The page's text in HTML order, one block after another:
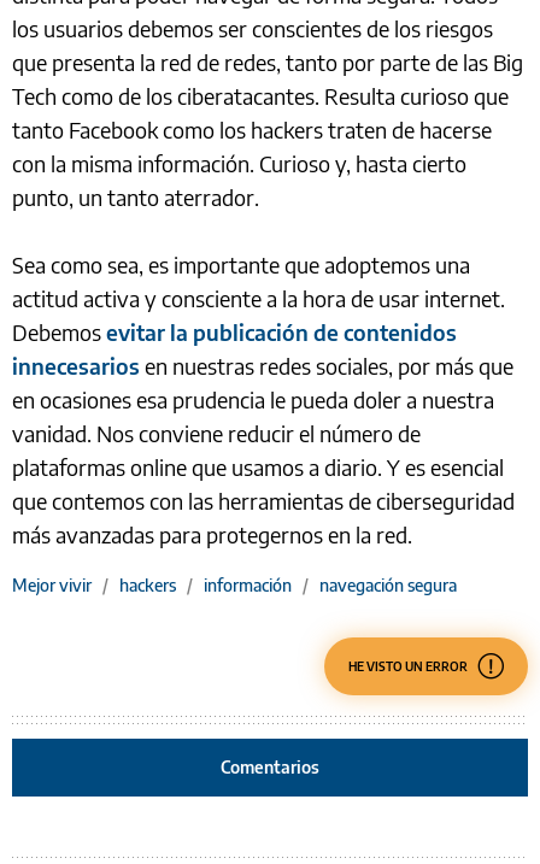
los usuarios debemos ser conscientes de los riesgos
que presenta la red de redes, tanto por parte de las Big
Tech como de los ciberatacantes. Resulta curioso que
tanto Facebook como los hackers traten de hacerse
con la misma información. Curioso y, hasta cierto
punto, un tanto aterrador.
Sea como sea, es importante que adoptemos una
actitud activa y consciente a la hora de usar internet.
Debemosevitar la publicación de contenidos
innecesarios en nuestras redes sociales, por más que
en ocasiones esa prudencia le pueda doler a nuestra
vanidad. Nos conviene reducir el número de
plataformas online que usamos a diario. Y es esencial
que contemos con las herramientas de ciberseguridad
más avanzadas para protegernos en la red.
Mejor vivir / hackers / información / navegación segura
HE VISTO UN ERROR
Comentarios